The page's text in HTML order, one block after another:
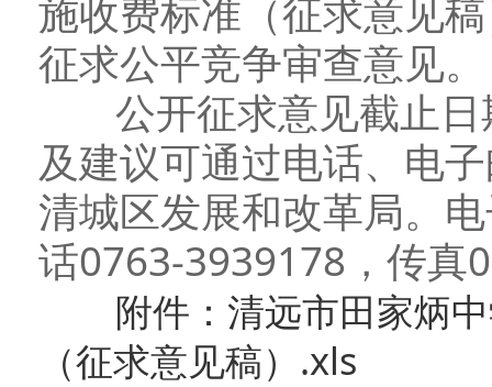
施收费标准（征求意见
征求公平竞争审查意见。
公开征求意见截止日
及建议可通过电话、电
清城区发展和改革局。
话0763-3939178，传真
附件：清远市田家炳
（征求意见稿）.xls